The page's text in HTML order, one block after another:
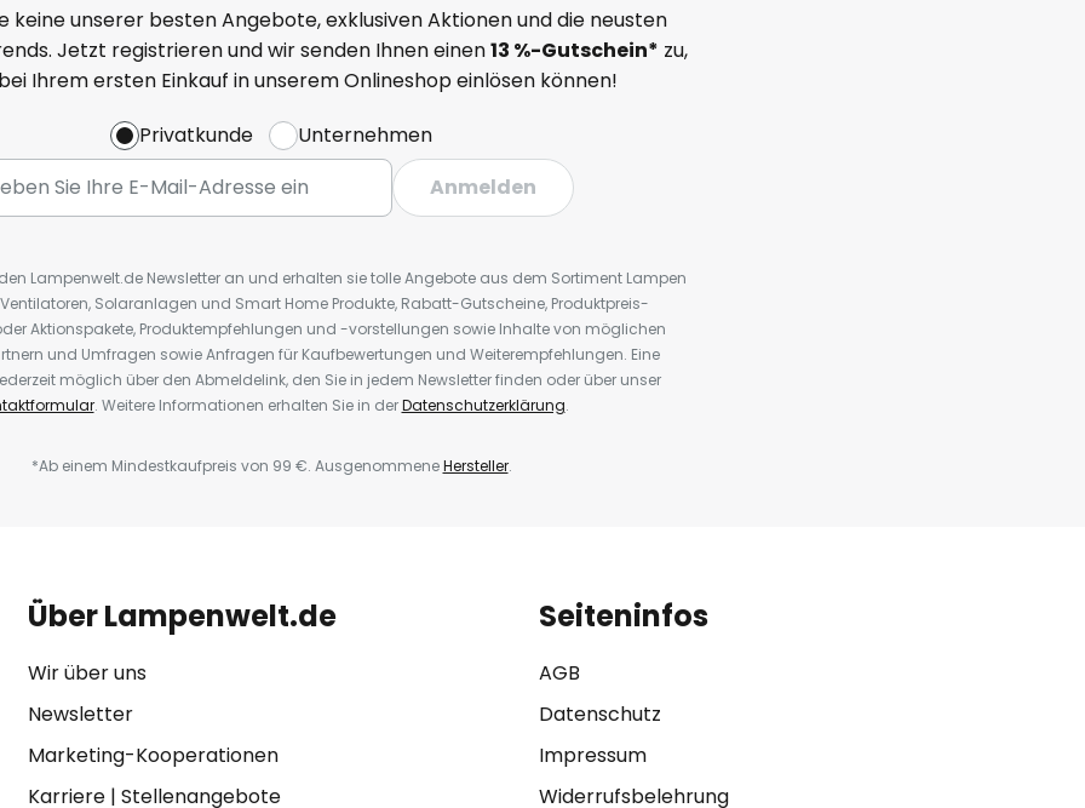
keine unserer besten Angebote, exklusiven Aktionen und die neusten
Jetzt registrieren und wir senden Ihnen einen13 %-Gutschein* zu,
Ihrem ersten Einkauf in unserem Onlineshop einlösen können!
Privatkunde
Unternehmen
Anmelden
Lampenwelt.de Newsletter an und erhalten sie tolle Angebote aus dem Sortiment Lampen
Solaranlagen und Smart Home Produkte, Rabatt-Gutscheine, Produktpreis-
Aktionspakete, Produktempfehlungen und -vorstellungen sowie Inhalte von möglichen
und Umfragen sowie Anfragen für Kaufbewertungen und Weiterempfehlungen. Eine
möglich über den Abmeldelink, den Sie in jedem Newsletter finden oder über unser
. Weitere Informationen erhalten Sie in derDatenschutzerklärung.
*Ab einem Mindestkaufpreis von 99 €. AusgenommeneHersteller.
Über Lampenwelt.de
Wir über uns
Newsletter
Marketing-Kooperationen
Karriere| Stellenangebote
Seiteninfos
AGB
Datenschutz
Impressum
Widerrufsbelehrung